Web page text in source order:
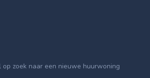
op zoek naar een nieuwe huurwoning